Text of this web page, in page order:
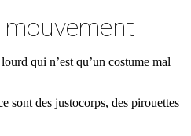
qui n’est qu’un costume mal
sont des justocorps, des pirouettes